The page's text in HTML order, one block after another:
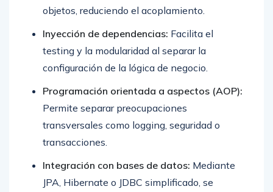
objetos, reduciendo el acoplamiento.
Inyección de dependencias: Facilita el
testing y la modularidad al separar la
configuración de la lógica de negocio.
Programación orientada a aspectos (AOP):
Permite separar preocupaciones
transversales como logging, seguridad o
transacciones.
Integración con bases de datos: Mediante
JPA, Hibernate o JDBC simplificado, se